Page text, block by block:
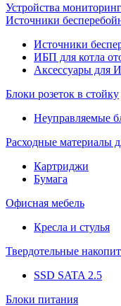
Устройства
Источники
Источники
ИБП для котла
Аксессуары для
Блоки розеток в стойку
Неуправляемые
Расходные материалы
Картриджи
Бумага
Офисная мебель
Кресла и стулья
Твердотельные
SSD SATA 2.5
Блоки питания